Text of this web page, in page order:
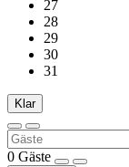
27
28
29
30
31
Klar
0 Gäste